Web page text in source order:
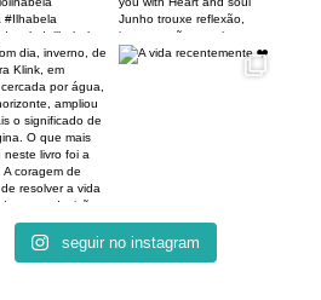
seguir no instagram